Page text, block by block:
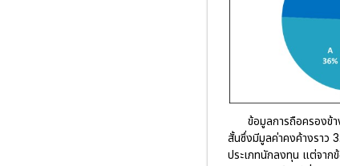
ข้อมูลการถือครองข้
สั้นซึ่งมีมูลค่าคงค้างราว
ประเภทนักลงทุน แต่จาก